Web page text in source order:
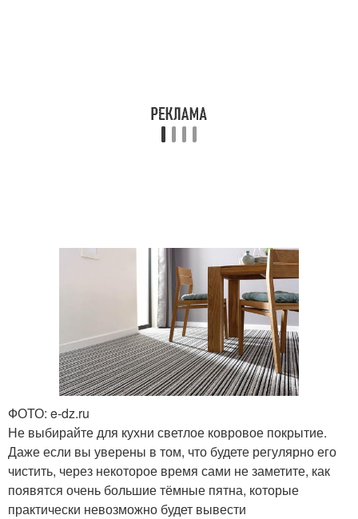
ФОТО: e-dz.ru
Не выбирайте для кухни светлое ковровое покрытие.
Даже если вы уверены в том, что будете регулярно его
чистить, через некоторое время сами не заметите, как
появятся очень большие тёмные пятна, которые
практически невозможно будет вывести